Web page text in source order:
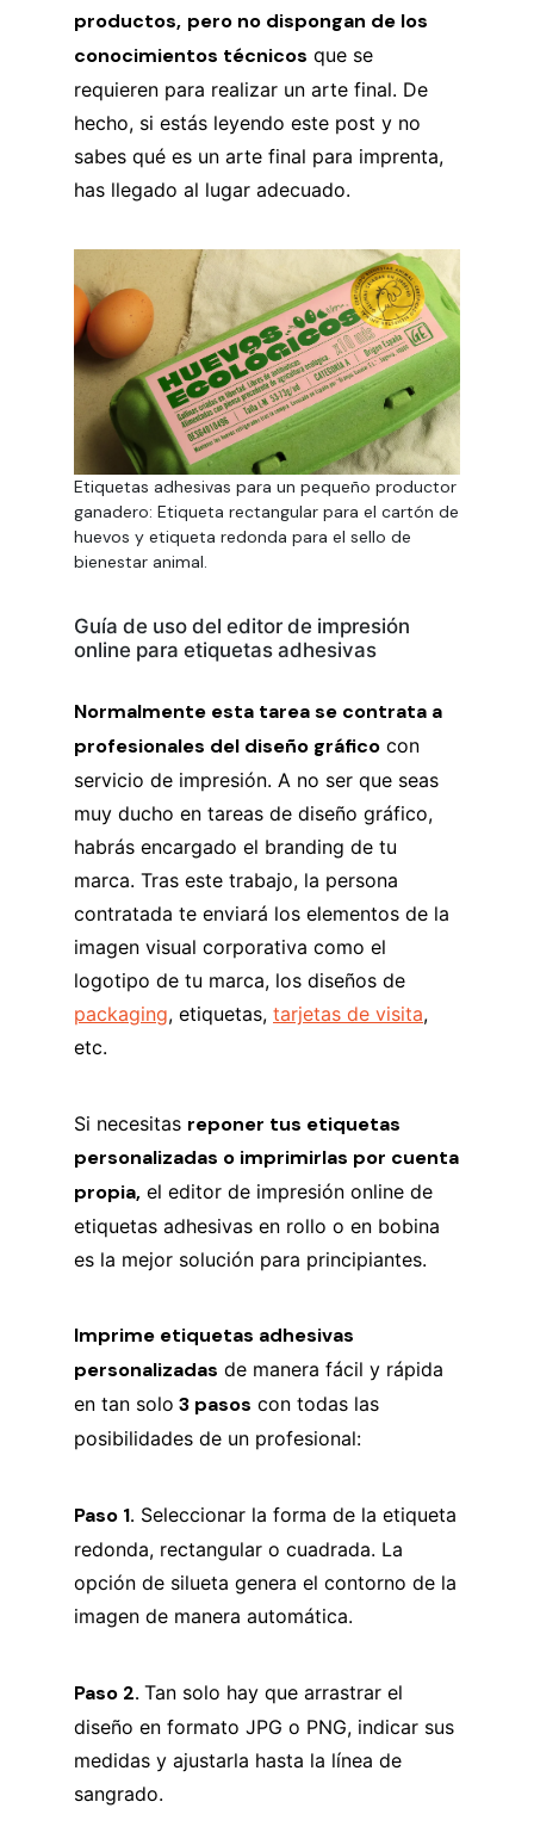
productos, pero no dispongan de los
conocimientos técnicos que se
requieren para realizar un arte final. De
hecho, si estás leyendo este post y no
sabes qué es un arte final para imprenta,
has llegado al lugar adecuado.
Etiquetas adhesivas para un pequeño productor
ganadero: Etiqueta rectangular para el cartón de
huevos y etiqueta redonda para el sello de
bienestar animal.
Guía de uso del editor de impresión
online para etiquetas adhesivas
Normalmente esta tarea se contrata a
profesionales del diseño gráfico con
servicio de impresión. A no ser que seas
muy ducho en tareas de diseño gráfico,
habrás encargado el branding de tu
marca. Tras este trabajo, la persona
contratada te enviará los elementos de la
imagen visual corporativa como el
logotipo de tu marca, los diseños de
packaging, etiquetas, tarjetas de visita,
etc.
Si necesitas reponer tus etiquetas
personalizadas o imprimirlas por cuenta
propia, el editor de impresión online de
etiquetas adhesivas en rollo o en bobina
es la mejor solución para principiantes.
Imprime etiquetas adhesivas
personalizadas de manera fácil y rápida
en tan solo 3 pasos con todas las
posibilidades de un profesional:
Paso 1. Seleccionar la forma de la etiqueta
redonda, rectangular o cuadrada. La
opción de silueta genera el contorno de la
imagen de manera automática.
Paso 2. Tan solo hay que arrastrar el
diseño en formato JPG o PNG, indicar sus
medidas y ajustarla hasta la línea de
sangrado.